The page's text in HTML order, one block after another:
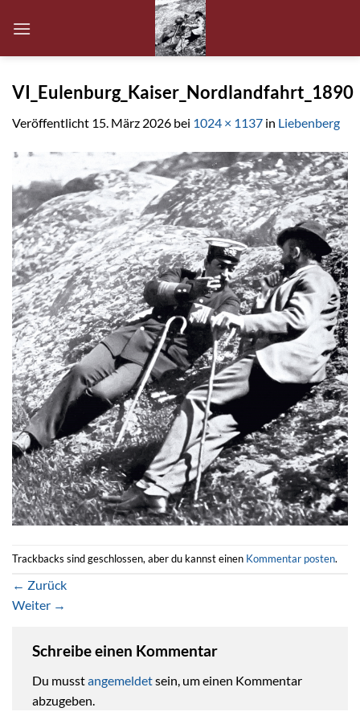
Inhalt
VI_Eulenburg_Kaiser_Nordlandfahrt_1890
Veröffentlicht 15. März 2026 bei 1024 × 1137 in Liebenberg
Trackbacks sind geschlossen, aber du kannst einen Kommentar posten.
← Zurück
Weiter →
Schreibe einen Kommentar
Du musstangemeldetsein, um einen Kommentar
abzugeben.